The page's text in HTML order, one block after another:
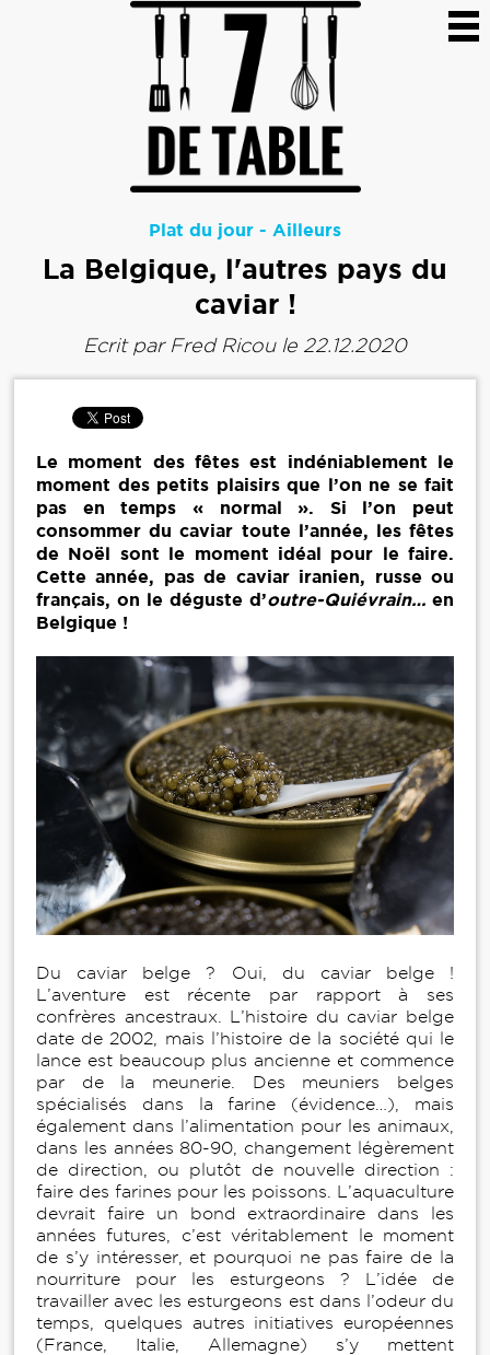
Plat du jour - Ailleurs
La Belgique, l'autres pays du
caviar !
Ecrit par Fred Ricoule 22.12.2020
Le moment des fêtes est indéniablement le
moment des petits plaisirs que l’on ne se fait
pas en temps « normal ». Si l’on peut
consommer du caviar toute l’année, les fêtes
de Noël sont le moment idéal pour le faire.
Cette année, pas de caviar iranien, russe ou
français, on le déguste d’outre-Quiévrain… en
Belgique !
Du caviar belge ? Oui, du caviar belge !
L’aventure est récente par rapport à ses
confrères ancestraux. L’histoire du caviar belge
date de 2002, mais l’histoire de la société qui le
lance est beaucoup plus ancienne et commence
par de la meunerie. Des meuniers belges
spécialisés dans la farine (évidence…), mais
également dans l’alimentation pour les animaux,
dans les années 80-90, changement légèrement
de direction, ou plutôt de nouvelle direction :
faire des farines pour les poissons. L’aquaculture
devrait faire un bond extraordinaire dans les
années futures, c’est véritablement le moment
de s’y intéresser, et pourquoi ne pas faire de la
nourriture pour les esturgeons ? L’idée de
travailler avec les esturgeons est dans l’odeur du
temps, quelques autres initiatives européennes
(France, Italie, Allemagne) s’y mettent